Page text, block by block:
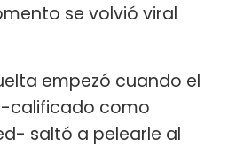
se volvió viral
empezó cuando el
calificado como
saltó a pelearle al